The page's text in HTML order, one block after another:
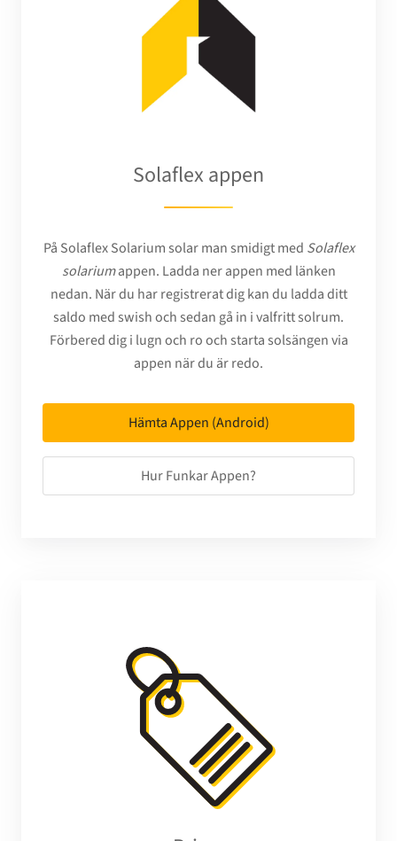
Solaflex appen
På Solaflex Solarium solar man smidigt med Solaflex
solariumappen. Ladda ner appen med länken
nedan. När du har registrerat dig kan du ladda ditt
saldo med swish och sedan gå in i valfritt solrum.
Förbered dig i lugn och ro och starta solsängen via
appen när du är redo.
Hämta Appen (Android)
Hur Funkar Appen?